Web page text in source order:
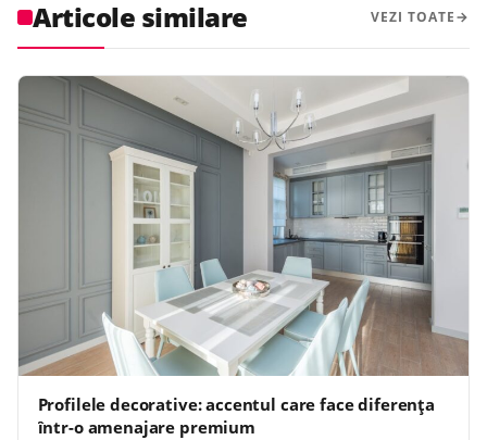
Articole similare VEZI TOATE
Profilele decorative: accentul care face diferența
într-o amenajare premium